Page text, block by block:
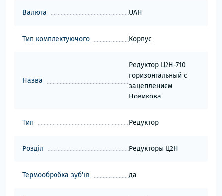
Валюта UAH
Тип комплектуючого Корпус
Назва
Редуктор Ц2Н-710
горизонтальный с
зацеплением
Новикова
Тип Редуктор
Розділ Редукторы Ц2Н
Термообробка зуб'їв да